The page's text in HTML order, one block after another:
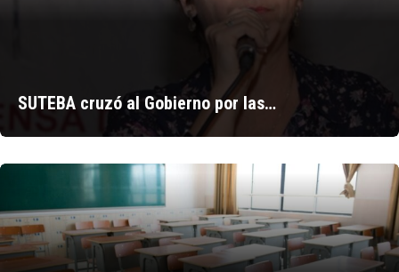
SUTEBA cruzó al Gobierno por las…